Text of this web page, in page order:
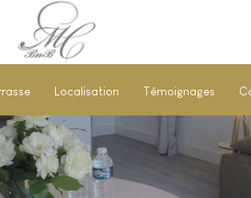
Localisation Témoignages